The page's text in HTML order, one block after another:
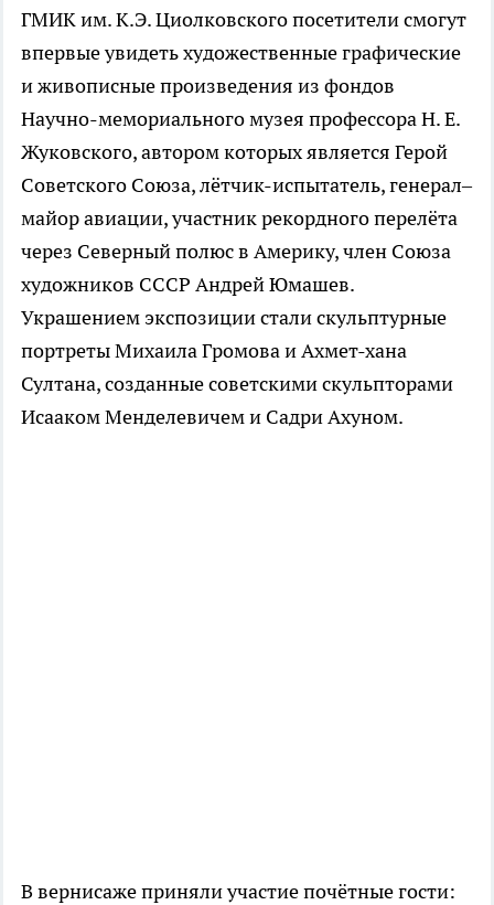
ГМИК им. К.Э. Циолковского посетители смогут
впервые увидеть художественные графические
и живописные произведения из фондов
Научно-мемориального музея профессора Н. Е.
Жуковского, автором которых является Герой
Советского Союза, лётчик-испытатель, генерал–
майор авиации, участник рекордного перелёта
через Северный полюс в Америку, член Союза
художников СССР Андрей Юмашев.
Украшением экспозиции стали скульптурные
портреты Михаила Громова и Ахмет-хана
Султана, созданные советскими скульпторами
Исааком Менделевичем и Садри Ахуном.
В вернисаже приняли участие почётные гости: